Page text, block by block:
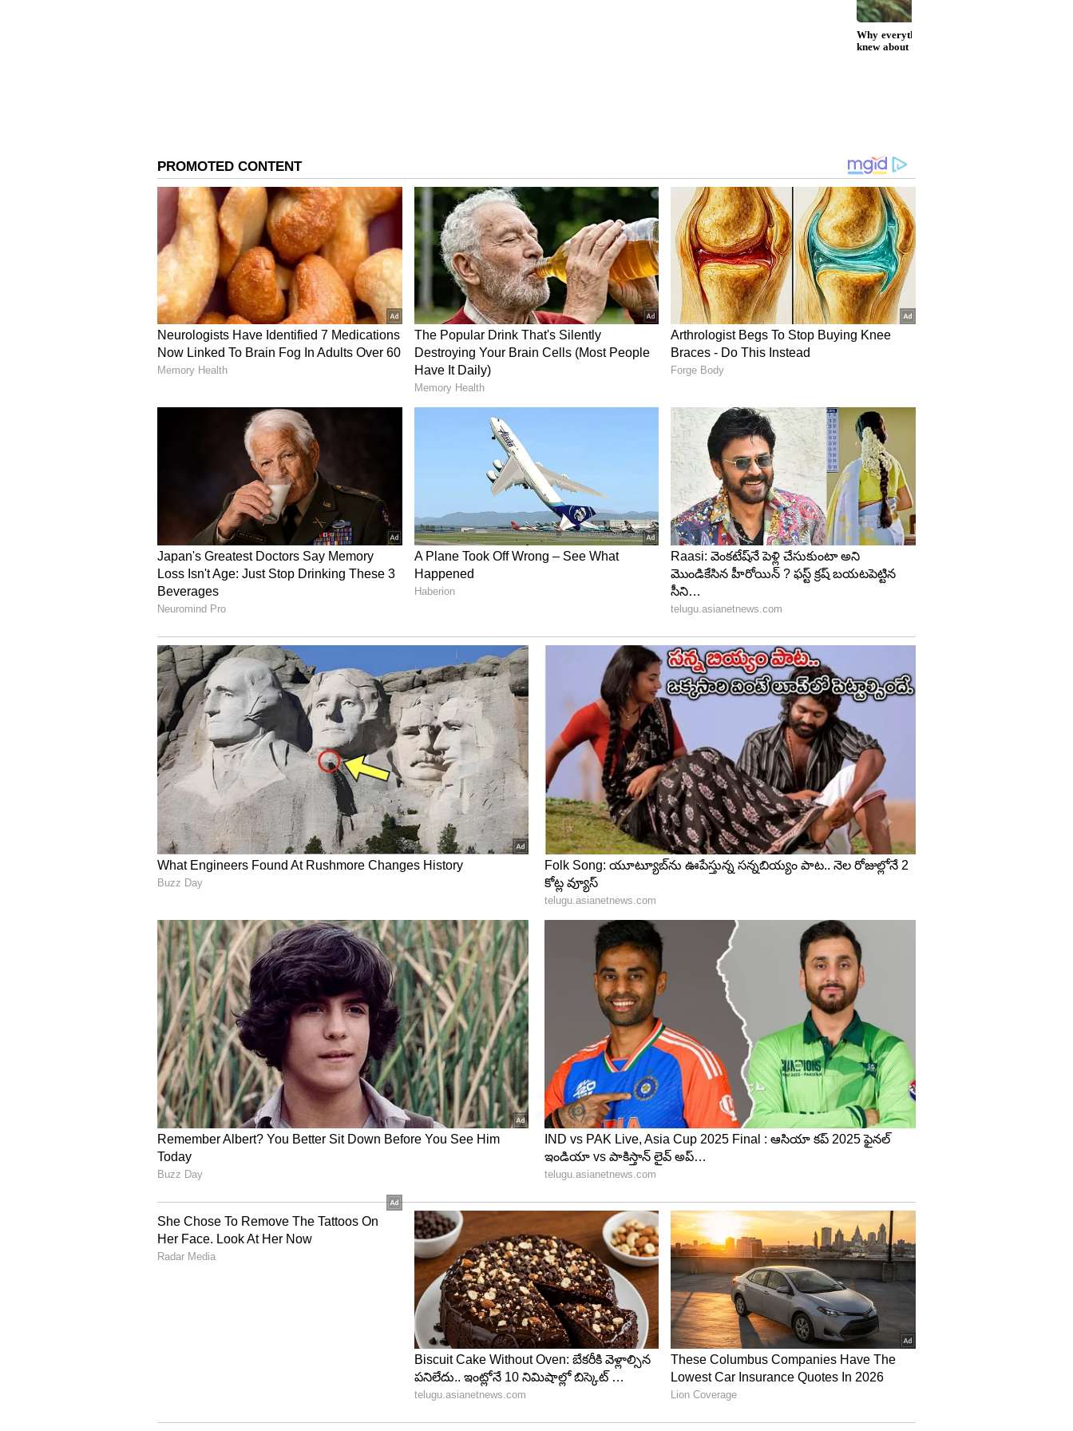
ఇక 2001లో నిర్మల్ ప్రదేశ్ అనే గ్రామంలో లాపతా లేడీస్ మూవీ సాగుతుంది. కొత్తగా పెళ్లయిన రెండు
జంటల్లో.. ఒకరి భార్య ఒకరికి మారుపోవటమే కీలకాంశం. దీపక్ కుమార్ (స్పర్శ్ శ్రీవాత్సవ), ఫూల్ (నితాన్షి
గోయల్)కు వివాహం అవుతుంది. ఊరికి వెళ్లేందుకు వారిద్దరూ రైలు ఎక్కుతారు. వేరే జంటల పక్కన దీపక్,
ఫూల్ కూర్చుంటారు. అయితే, అక్కడ కొత్తగా పెళ్లయిన వధువులకు కూడా ముఖానికి ముసుగు ఉంటుంది.
దాదాపు ఒకే రకమైన దుస్తులు ధరించి ఉంటారు.
అయితే, రైలు దిగే ముందు తొందరలో తన భార్య కాకుండా వేరే వధువు పుష్ప రాణి (ప్రతిభ రత్న) చేయి
పట్టుకొని రైలు దిగేస్తాడు దీపక్. ఇంటికి వెళ్లాక వధువు మారిందని అతడు, బంధువులు గుర్తిస్తారు. దీంతో
తప్పిపోయిన తన భార్య ఫూల్ కోసం దీపక్ వెతుకుతాడు. మరి అతడికి పూల్ మళ్లీ దొరికిందా.. ఎదురైన
పరిస్థితులు ఏవనేదే లాపతా లేడీస్ మూవీలో ముఖ్యమైన అంశాలుగా ఉంటాయి. ఎంటర్‌టైన్‍మెంట్‍తో పాటు
సమాజంలో మహిళల ఎదుర్కొంటున్న పరిస్థితులను కూడా ఈ చిత్రంలో మేకర్స్ చూపించారు.